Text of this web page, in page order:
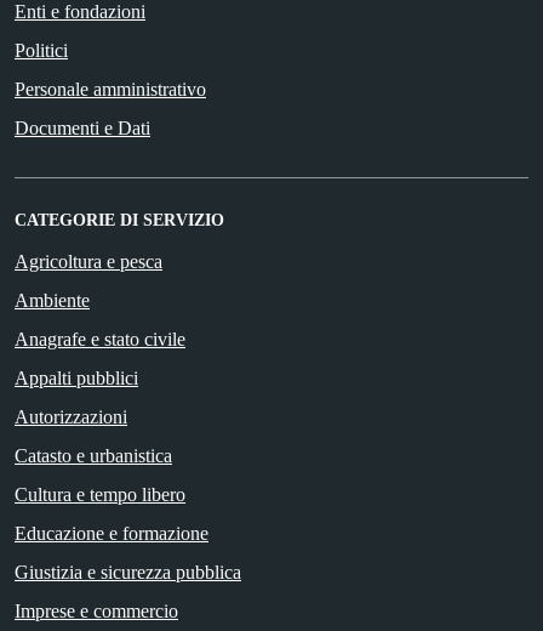
Enti e fondazioni
Politici
Personale amministrativo
Documenti e Dati
CATEGORIE DI SERVIZIO
Agricoltura e pesca
Ambiente
Anagrafe e stato civile
Appalti pubblici
Autorizzazioni
Catasto e urbanistica
Cultura e tempo libero
Educazione e formazione
Giustizia e sicurezza pubblica
Imprese e commercio